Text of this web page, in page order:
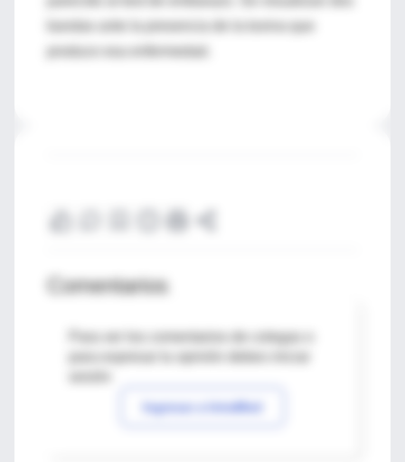
Comentarios
Para ver los comentarios de colegas o
Ingresar a IntraMed